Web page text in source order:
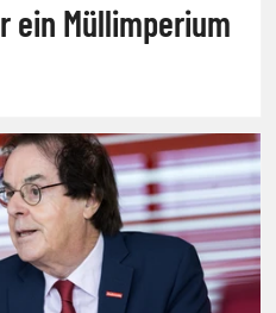
ein Müllimperium